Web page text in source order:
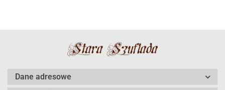
Dane adresowe